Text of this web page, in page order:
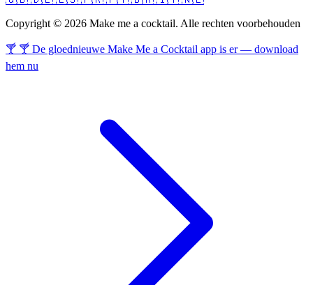
Copyright © 2026 Make me a cocktail. Alle rechten voorbehouden
🍸 🍸 De gloednieuwe Make Me a Cocktail app is er — download
hem nu